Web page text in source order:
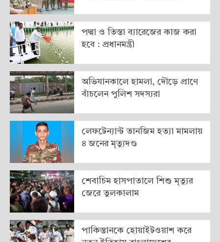
পদ্মা ও তিস্তা ব্যারেজের কাজ করা
হবে : প্রধানমন্ত্রী
অভিযানকালে হামলা, দৌড়ে প্রাণে
বাঁচলেন পুলিশ সদস্যরা
লেফটেন্যান্ট তানজিম হত্যা মামলায়
৪ জনের মৃত্যুদণ্ড
শেবাচিম হাসপাতালে শিশু মৃত্যুর
জেরে তুলকালাম
পাকিস্তানকে হোয়াইটওয়াশ করে